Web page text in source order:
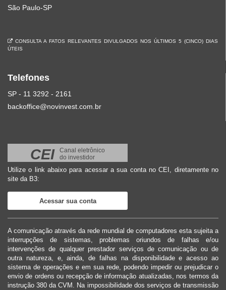
São Paulo-SP
CONSULTA A FATOS RELEVANTES DIVULGADOS NOS ÚLTIMOS 5 (CINCO) DIAS
ÚTEIS
Telefones
SP - 11 3292 - 2161
backoffice@novinvest.com.br
CEI
Canal eletrônico
do investidor
Utilize o link abaixo para acessar a sua conta no CEI, diretamente no
site da B3:
Acessar sua conta
A comunicação através da rede mundial de computadores esta sujeita a
interrupções de sistemas, problemas oriundos de falhas e/ou
intervenções de qualquer prestador serviços de comunicação ou de
outra natureza, e, ainda, de falhas na disponibilidade e acesso ao
sistema de operações e em sua rede, podendo impedir ou prejudicar o
envio de ordens ou recepção de informação atualizadas, nos termos da
instrução 380 da CVM. Na impossibilidade dos serviços de transmissão